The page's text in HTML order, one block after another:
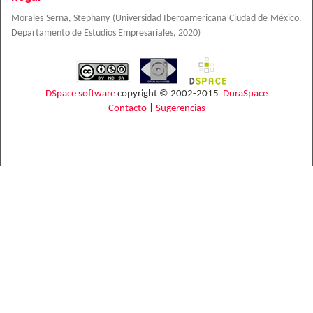
Morales Serna, Stephany (Universidad Iberoamericana Ciudad de México.
Departamento de Estudios Empresariales, 2020)
DSpace software copyright © 2002-2015 DuraSpace
Contacto| Sugerencias